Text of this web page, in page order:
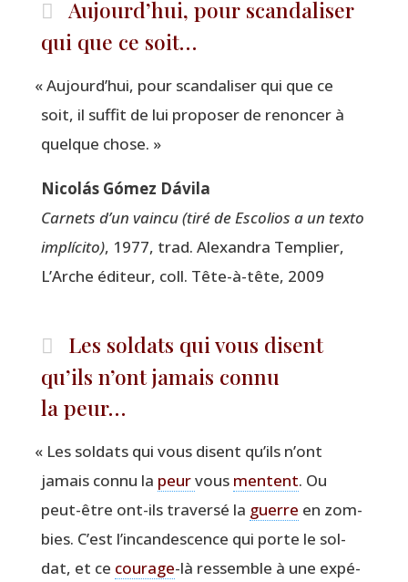
Aujourd’hui, pour scandaliser
qui que ce soit…
«Aujourd’hui, pour scan­da­li­ser qui que ce
soit, il suf­fit de lui pro­po­ser de renon­cer à
quelque chose. »
Nicolás Gómez Dávila
Car­nets d’un vain­cu (tiré deEsco­lios a un tex­to
implí­ci­to), 1977, trad. Alexan­dra Tem­plier,
L’Arche édi­teur, coll. Tête-à-tête, 2009
Les soldats qui vous disent
qu’ils n’ont jamais connu
la peur…
« Les sol­dats qui vous disent qu’ils n’ont
jamais connu la peurvous mentent. Ou
peut-être ont-ils tra­ver­sé la guerre en zom­
bies. C’est l’incandescence qui porte le sol­
dat, et ce cou­rage-là res­semble à une expé­